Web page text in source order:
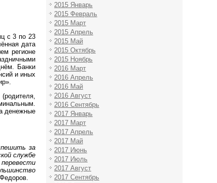
с 3 по 23
дата
регионе
Банки
и иных
денежные
за
службе
2015 Январь
2015 Февраль
2015 Март
2015 Апрель
2015 Май
2015 Октябрь
2015 Ноябрь
2016 Март
2016 Апрель
2016 Май
2016 Август
2016 Сентябрь
2017 Январь
2017 Март
2017 Апрель
2017 Май
2017 Июнь
2017 Июль
2017 Август
2017 Сентябрь